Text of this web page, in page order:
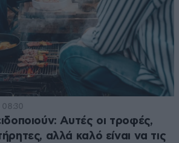
08:30
Αυτές οι τροφές,
αλλά καλό είναι να τις